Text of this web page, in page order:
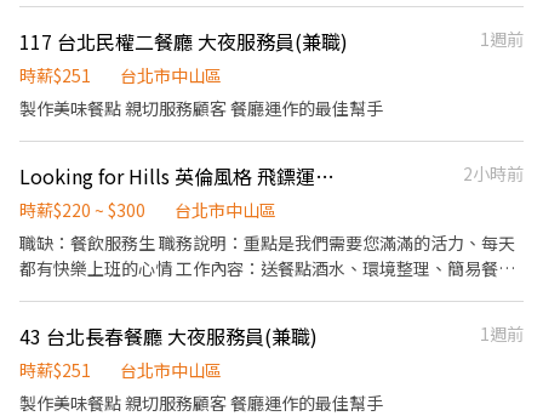
健檢 ★勞保、健保，6％勞退提撥 ★特殊班別獎勵金:五、六出勤，
上班區段須於23:00-8:00 ⭕【工作說明】 《內場》:餐點製作、食材
備料、進貨盤點 《外場》:接待服務顧客、收銀結帳、環境整潔 ★開
的理念是"消滅世界的飢餓和貧困"，目標是成為全球第一的連鎖餐
飲集團。 我們堅持使用安全及高品質的食材，當場現點現作提供美
情用心的服務態度、平實親民的誠懇價格，強調食品安全，顧客安
心。不論是單獨一人、與家人一起、朋友一起，皆可享受用餐的樂
趣。
117 台北民權二餐廳 大夜服務員(兼職)
1週前
時薪$251
台北市中山區
製作美味餐點 親切服務顧客 餐廳運作的最佳幫手
Looking for Hills 英倫風格 飛鏢運動 悠閒時光 盡在找小山酒吧
2小時前
時薪$220 ~ $300
台北市中山區
職缺：餐飲服務生 職務說明：重點是我們需要您滿滿的活力、每天
都有快樂上班的心情 工作內容：送餐點酒水、環境整理、簡易餐點
提供至少二張以上照片及相關學、經歷，簡單自我介紹等資訊。另
外還有聚餐，回程車資補貼，獎勵活動等等…，如果想學習調酒或
是其他酒類知識的話，這會是一個絕佳的場所及機會！
43 台北長春餐廳 大夜服務員(兼職)
1週前
時薪$251
台北市中山區
製作美味餐點 親切服務顧客 餐廳運作的最佳幫手